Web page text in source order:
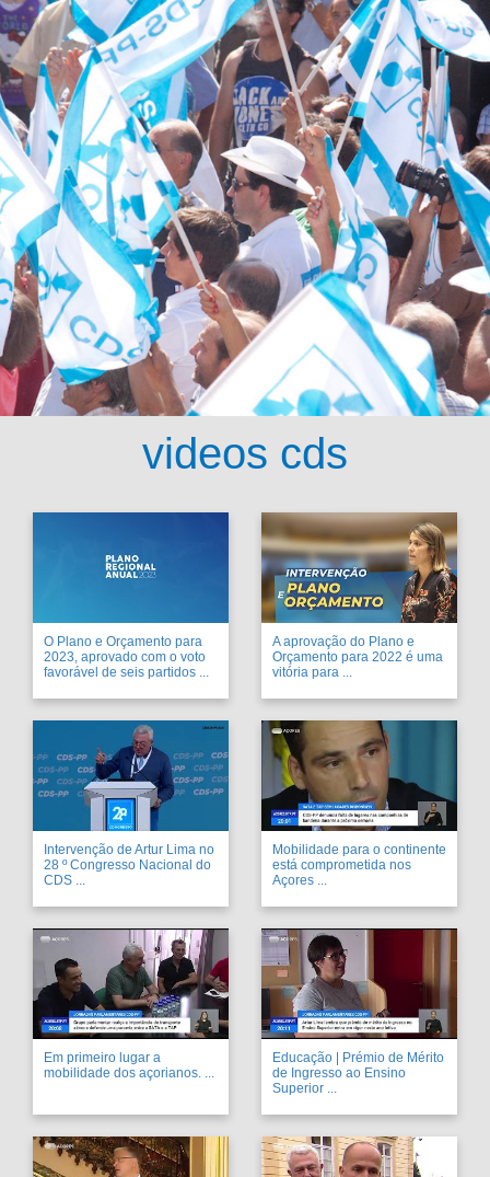
videos cds
O Plano e Orçamento para
2023, aprovado com o voto
favorável de seis partidos ...
A aprovação do Plano e
Orçamento para 2022 é uma
vitória para ...
Intervenção de Artur Lima no
28 º Congresso Nacional do
CDS ...
Mobilidade para o continente
está comprometida nos
Açores ...
Em primeiro lugar a
mobilidade dos açorianos. ...
Educação | Prémio de Mérito
de Ingresso ao Ensino
Superior ...